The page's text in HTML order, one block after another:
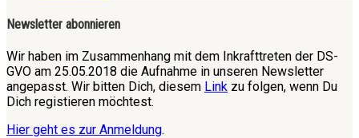
Newsletter abonnieren
Wir haben im Zusammenhang mit dem Inkrafttreten der DS-
GVO am 25.05.2018 die Aufnahme in unseren Newsletter
angepasst. Wir bitten Dich, diesem Link zu folgen, wenn Du
Dich registieren möchtest.
Hier geht es zur Anmeldung.